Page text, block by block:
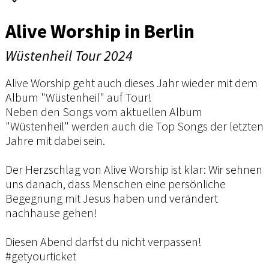
Alive Worship in Berlin
Wüstenheil Tour 2024
Alive Worship geht auch dieses Jahr wieder mit dem
Album "Wüstenheil" auf Tour!
Neben den Songs vom aktuellen Album
"Wüstenheil" werden auch die Top Songs der letzten
Jahre mit dabei sein.
Der Herzschlag von Alive Worship ist klar: Wir sehnen
uns danach, dass Menschen eine persönliche
Begegnung mit Jesus haben und verändert
nachhause gehen!
Diesen Abend darfst du nicht verpassen!
#getyourticket